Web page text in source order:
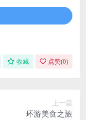
收藏 点赞(0)
上一篇
环游美食之旅